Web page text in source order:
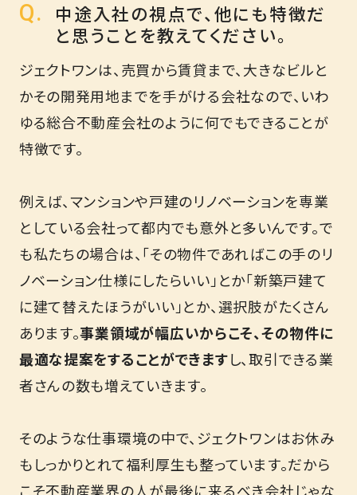
中途入社の視点で、他にも特徴だ
と思うことを教えてください。
ジェクトワンは、売買から賃貸まで、大きなビルと
かその開発用地までを手がける会社なので、いわ
ゆる総合不動産会社のように何でもできることが
特徴です。
例えば、マンションや戸建のリノベーションを専業
としている会社って都内でも意外と多いんです。で
も私たちの場合は、「その物件であればこの手のリ
ノベーション仕様にしたらいい」とか「新築戸建て
に建て替えたほうがいい」とか、選択肢がたくさん
あります。事業領域が幅広いからこそ、その物件に
最適な提案をすることができますし、取引できる業
者さんの数も増えていきます。
そのような仕事環境の中で、ジェクトワンはお休み
もしっかりとれて福利厚生も整っています。だから
こそ不動産業界の人が最後に来るべき会社じゃな